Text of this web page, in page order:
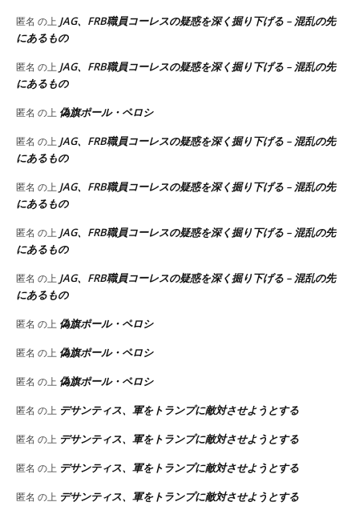
匿名 の上 JAG、FRB職員コーレスの疑惑を深く掘り下げる – 混乱の先
にあるもの
匿名 の上 JAG、FRB職員コーレスの疑惑を深く掘り下げる – 混乱の先
にあるもの
匿名 の上 偽旗ポール・ペロシ
匿名 の上 JAG、FRB職員コーレスの疑惑を深く掘り下げる – 混乱の先
にあるもの
匿名 の上 JAG、FRB職員コーレスの疑惑を深く掘り下げる – 混乱の先
にあるもの
匿名 の上 JAG、FRB職員コーレスの疑惑を深く掘り下げる – 混乱の先
にあるもの
匿名 の上 JAG、FRB職員コーレスの疑惑を深く掘り下げる – 混乱の先
にあるもの
匿名 の上 偽旗ポール・ペロシ
匿名 の上 偽旗ポール・ペロシ
匿名 の上 偽旗ポール・ペロシ
匿名 の上 デサンティス、軍をトランプに敵対させようとする
匿名 の上 デサンティス、軍をトランプに敵対させようとする
匿名 の上 デサンティス、軍をトランプに敵対させようとする
匿名 の上 デサンティス、軍をトランプに敵対させようとする